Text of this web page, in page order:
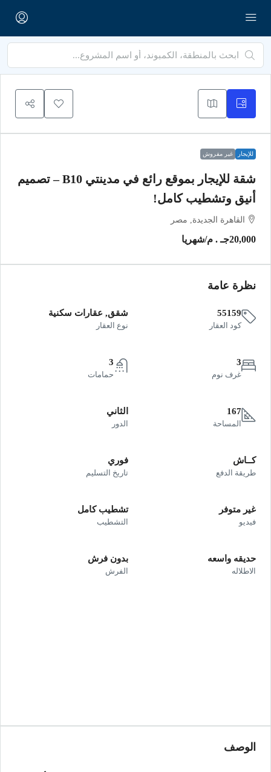
للإيجار غير مفروش
شقة للإيجار بموقع رائع في مدينتي B10 – تصميم
أنيق وتشطيب كامل!
القاهرة الجديدة, مصر
20,000جـ . م /شهريا
نظرة عامة
55159
كود العقار
شقق, عقارات سكنية
نوع العقار
3
غرف نوم
3
حمامات
167
المساحة
الثاني
الدور
كــاش
طريقة الدفع
فوري
تاريخ التسليم
غير متوفر
فيديو
تشطيب كامل
التشطيب
حديقه واسعه
الاطلاله
بدون فرش
الفرش
الوصف